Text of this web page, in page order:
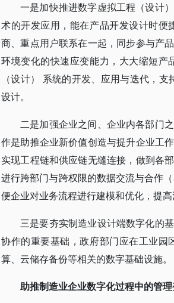
一是加快推进数字虚拟工程（设计
术的开发应用，能在产品开发设计时
商、重点用户联系在一起，同步参与产
环境变化的快速应变能力，大大缩短
（设计） 系统的开发、应用与迭代，
设计。
二是加强企业之间、企业内各部门
作是助推企业新价值创造与提升企业工
实现工程链和供应链无缝连接，做到各
进行跨部门与跨权限的数据交流与合作
便企业对业务流程进行建模和优化，提高
三是要夯实制造业设计端数字化的
协作的重要基础，政府部门应在工业
算、云储存备份等相关的数字基础设施。
助推制造业企业数字化过程中的管